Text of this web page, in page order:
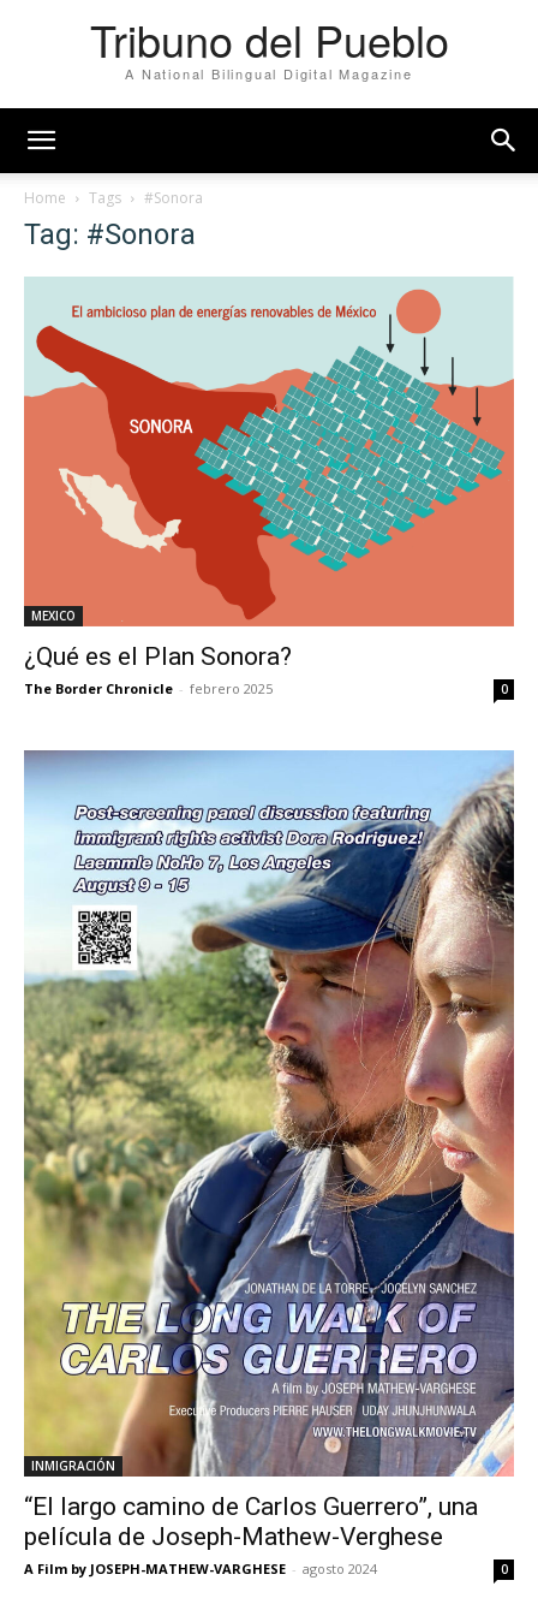
Tribuno del Pueblo
A National Bilingual Digital Magazine
Home Tags #Sonora
Tag: #Sonora
MEXICO
¿Qué es el Plan Sonora?
The Border Chronicle - febrero 2025 0
INMIGRACIÓN
“El largo camino de Carlos Guerrero”, una
película de Joseph-Mathew-Verghese
A Film by JOSEPH-MATHEW-VARGHESE - agosto 2024 0